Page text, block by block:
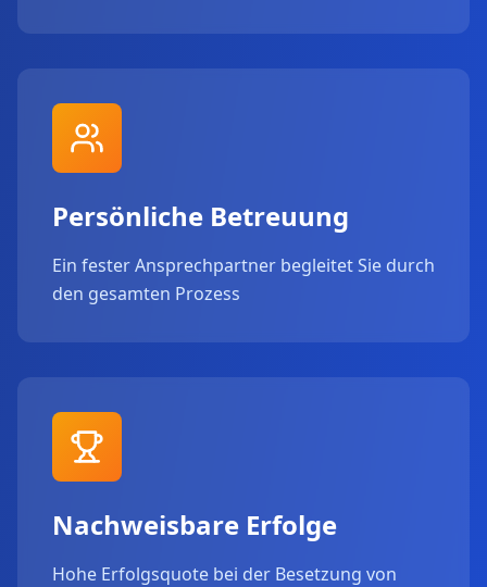
Persönliche Betreuung
Ein fester Ansprechpartner begleitet Sie durch
den gesamten Prozess
Nachweisbare Erfolge
Hohe Erfolgsquote bei der Besetzung von